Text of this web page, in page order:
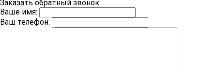
Заказать обратный звонок
Ваше имя:
Ваш телефон: